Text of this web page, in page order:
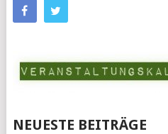
NEUESTE BEITRÄGE